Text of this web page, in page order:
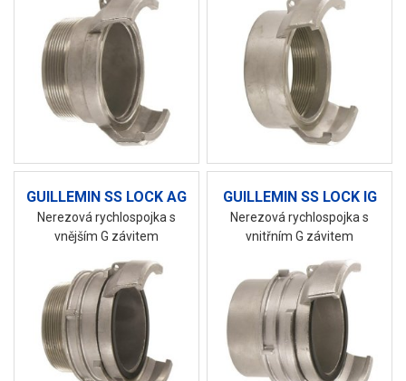
GUILLEMIN SS LOCK AG
Nerezová rychlospojka s
vnějším G závitem
GUILLEMIN SS LOCK IG
Nerezová rychlospojka s
vnitřním G závitem